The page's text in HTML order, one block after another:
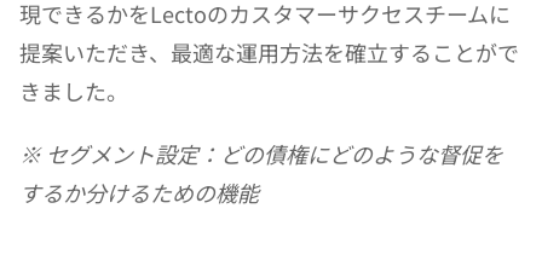
現できるかをLectoのカスタマーサクセスチームに
提案いただき、最適な運用方法を確立することがで
きました。
※ セグメント設定：どの債権にどのような督促を
するか分けるための機能